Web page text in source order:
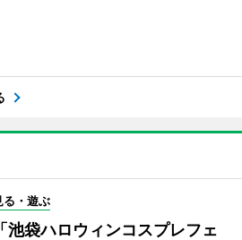
る・遊ぶ
「池袋ハロウィンコスプレフェ